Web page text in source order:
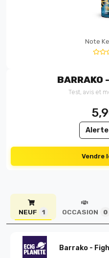
Note
BARRAKO
Test, avis et
Vendre
NEUF 1 OCCASION 0
Barrako -